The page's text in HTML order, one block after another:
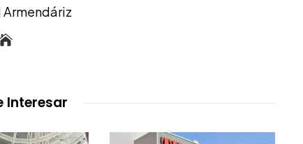
Armendáriz
Interesar